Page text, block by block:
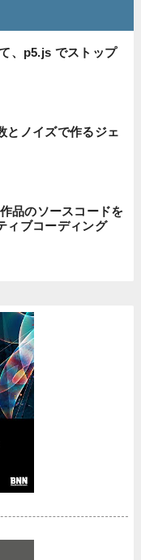
、p5.js でストップ
とノイズで作るジェ
品のソースコードを
ィブコーディング